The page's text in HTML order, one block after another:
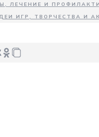
ЛЕЧЕНИЕ И
ИГР, ТВОРЧЕСТВА И